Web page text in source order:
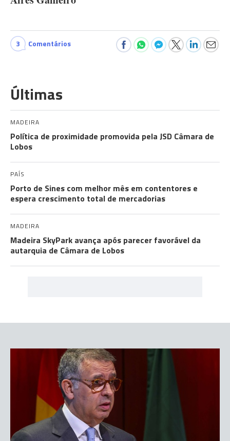
3 Comentários
Últimas
MADEIRA
Política de proximidade promovida pela JSD Câmara de
Lobos
PAÍS
Porto de Sines com melhor mês em contentores e
espera crescimento total de mercadorias
MADEIRA
Madeira SkyPark avança após parecer favorável da
autarquia de Câmara de Lobos